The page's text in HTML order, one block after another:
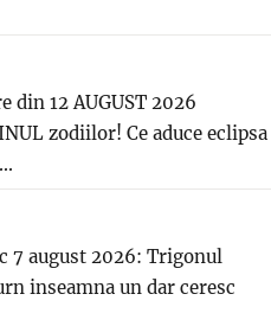
din 12 AUGUST 2026
zodiilor! Ce aduce eclipsa
7 august 2026: Trigonul
inseamna un dar ceresc